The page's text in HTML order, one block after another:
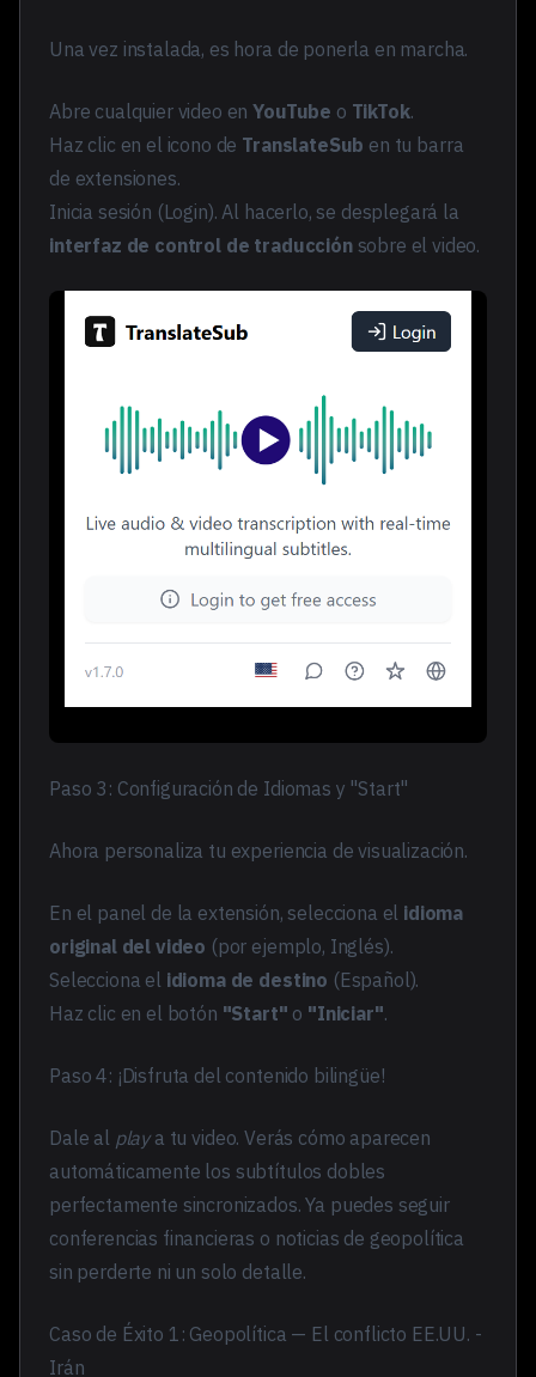
Una vez instalada, es hora de ponerla en marcha.
Abre cualquier video enYouTube o TikTok.
Haz clic en el icono de TranslateSub en tu barra
de extensiones.
Inicia sesión (Login). Al hacerlo, se desplegará la
interfaz de control de traducciónsobre el video.
Paso 3: Configuración de Idiomas y "Start"
Ahora personaliza tu experiencia de visualización.
En el panel de la extensión, selecciona el idioma
original del video (por ejemplo, Inglés).
Selecciona el idioma de destino (Español).
Haz clic en el botón "Start" o "Iniciar".
Paso 4: ¡Disfruta del contenido bilingüe!
Dale al playa tu video. Verás cómo aparecen
automáticamente los subtítulos dobles
perfectamente sincronizados. Ya puedes seguir
conferencias financieras o noticias de geopolítica
sin perderte ni un solo detalle.
Caso de Éxito 1: Geopolítica — El conflicto EE.UU. -
Irán